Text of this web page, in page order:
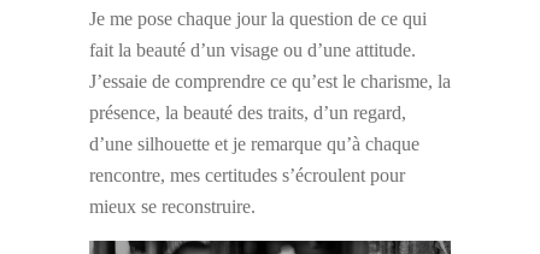
Je me pose chaque jour la question de ce qui
fait la beauté d’un visage ou d’une attitude.
J’essaie de comprendre ce qu’est le charisme, la
présence, la beauté des traits, d’un regard,
d’une silhouette et je remarque qu’à chaque
rencontre, mes certitudes s’écroulent pour
mieux se reconstruire.